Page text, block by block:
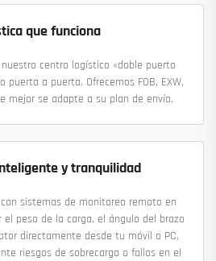
que funciona
centro logístico «doble puerto
puerta a puerta. Ofrecemos FOB, EXW,
mejor se adapte a su plan de envío.
y tranquilidad
sistemas de monitoreo remoto en
peso de la carga, el ángulo del brazo
directamente desde tu móvil o PC,
riesgos de sobrecarga o fallos en el